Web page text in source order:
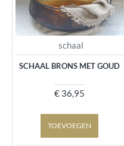
schaal
SCHAAL BRONS MET GOUD
€ 36,95
TOEVOEGEN